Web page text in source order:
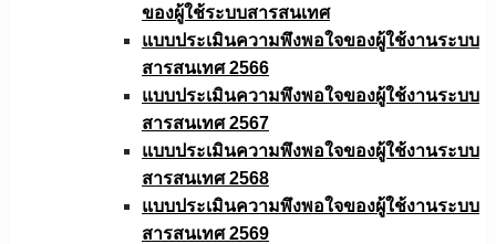
ของผู้ใช้ระบบสารสนเทศ
แบบประเมินความพึงพอใจของผู้ใช้งานระบบ
สารสนเทศ 2566
แบบประเมินความพึงพอใจของผู้ใช้งานระบบ
สารสนเทศ 2567
แบบประเมินความพึงพอใจของผู้ใช้งานระบบ
สารสนเทศ 2568
แบบประเมินความพึงพอใจของผู้ใช้งานระบบ
สารสนเทศ 2569